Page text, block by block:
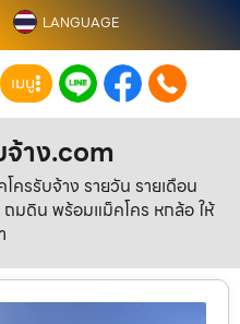
LANGUAGE
เมนู
จ้าง.com
ครรับจ้าง รายวัน รายเดือน
มดิน พร้อมแม็คโคร หกล้อ ให้